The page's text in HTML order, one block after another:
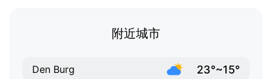
附近城市
Den Burg 23°~15°